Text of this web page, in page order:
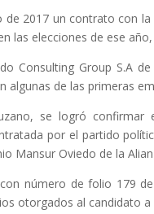
2017 un contrato con
las elecciones de ese
Consulting Group S.A
algunas de las primeras
se logró
por el partido
Mansur Oviedo de la
número de folio 179
otorgados al candidato